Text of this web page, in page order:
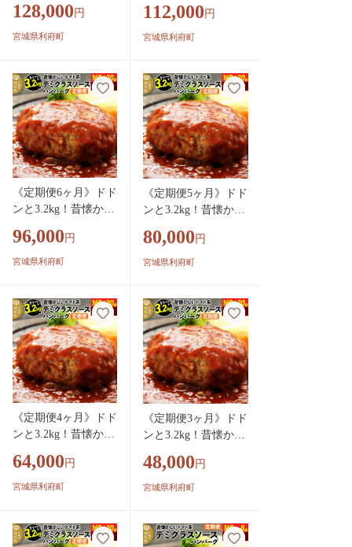
ハンバーグ (160g×20
個)×8回 肉 洋食 簡単
バーグ 肉 おかず 惣
菜 個包装 簡単 湯せ
ん 洋食 湯煎 個別包
装 小分 お弁当 便利
お試し]
128,000 円
宮城県利府町
ハンバーグ (160g×20
個)×7回 肉 洋食 簡単
バーグ 肉 おかず 惣
菜 個包装 簡単 湯せ
ん 洋食 湯煎 個別包
装 小分 お弁当 便利
お試し]
112,000 円
宮城県利府町
《定期便6ヶ月》ドド
ンと3.2kg！昔懐かし
ハンバーグ (160g×20
個)×6回 肉 洋食 簡単
バーグ 肉 おかず 惣
菜 個包装 簡単 湯せ
ん 洋食 湯煎 個別包
装 小分 お弁当 便利
お試し]
96,000 円
宮城県利府町
《定期便5ヶ月》ドド
ンと3.2kg！昔懐かし
ハンバーグ (160g×20
個)×5回 肉 洋食 簡単
バーグ 肉 おかず 惣
菜 個包装 簡単 湯せ
ん 洋食 湯煎 個別包
装 小分 お弁当 便利
お試し]
80,000 円
宮城県利府町
《定期便4ヶ月》ドド
ンと3.2kg！昔懐かし
ハンバーグ (160g×20
個)×4回 肉 洋食 簡単
バーグ 肉 おかず 惣
64,000 円
宮城県利府町
《定期便3ヶ月》ドド
ンと3.2kg！昔懐かし
ハンバーグ (160g×20
個)×3回 肉 洋食 簡単
バーグ 肉 おかず 惣
48,000 円
宮城県利府町